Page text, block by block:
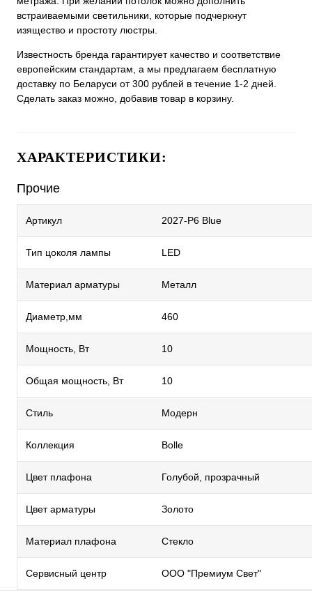
встраиваемыми светильники, которые подчеркнут
изящество и простоту люстры.
Известность бренда гарантирует качество и соответствие
европейским стандартам, а мы предлагаем бесплатную
доставку по Беларуси от 300 рублей в течение 1-2 дней.
Сделать заказ можно, добавив товар в корзину.
ХАРАКТЕРИСТИКИ:
Прочие
Артикул 2027-P6 Blue
Тип цоколя лампы LED
Материал арматуры Металл
Диаметр,мм 460
Мощность, Вт 10
Общая мощность, Вт 10
Стиль Модерн
Коллекция Bolle
Цвет плафона Голубой, прозрачный
Цвет арматуры Золото
Материал плафона Стекло
Сервисный центр ООО "Премиум Свет"